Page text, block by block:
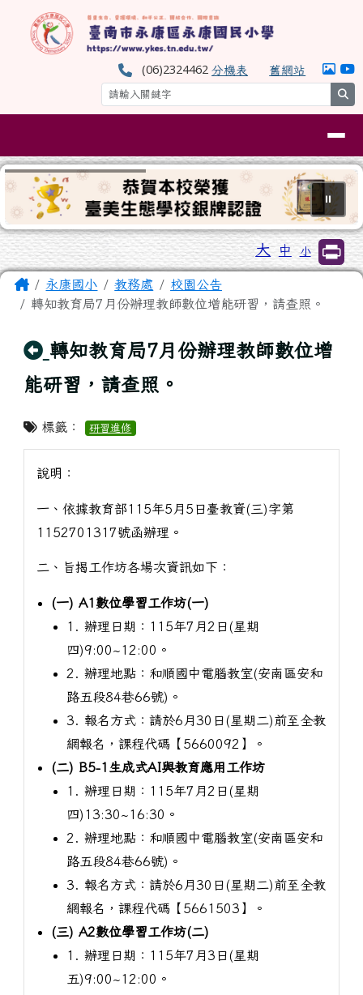
臺南市永康區永康國民小學
(06)2324462分機表 舊網站
⏸
工具列 大 中 小
主內容區域
Home永康國小 教務處
校園公告
轉知教育局7月份辦理教師數位增能研習，請查照。
回上頁
轉知教育局7月份辦理教師數位增
能研習，請查照。
標籤： 研習進修
說明：
一、依據教育部115年5月5日臺教資(三)字第
1152701317號函辦理。
二、旨揭工作坊各場次資訊如下：
(一) A1數位學習工作坊(一)
1. 辦理日期：115年7月2日(星期
四)9:00~12:00。
2. 辦理地點：和順國中電腦教室(安南區安和
路五段84巷66號)。
3. 報名方式：請於6月30日(星期二)前至全教
網報名，課程代碼【5660092】。
(二) B5-1生成式AI與教育應用工作坊
1. 辦理日期：115年7月2日(星期
四)13:30~16:30。
2. 辦理地點：和順國中電腦教室(安南區安和
路五段84巷66號)。
3. 報名方式：請於6月30日(星期二)前至全教
網報名，課程代碼【5661503】。
(三) A2數位學習工作坊(二)
1. 辦理日期：115年7月3日(星期
五)9:00~12:00。
頁尾區域